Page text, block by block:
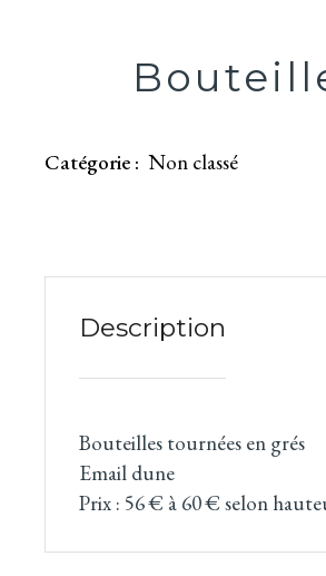
Catégorie : Non classé
Description
Bouteilles tournées en grés
Email dune
Prix : 56 € à 60 € selon